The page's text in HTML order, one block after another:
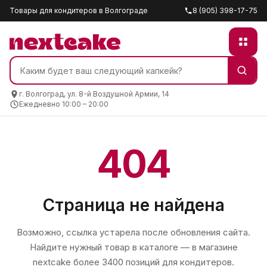
Товары для кондитеров в Волгограде 8 (905) 398-17-75
г. Волгоград, ул. 8-й Воздушной Армии, 14
Ежедневно 10:00 – 20:00
404
Страница не найдена
Возможно, ссылка устарела после обновления сайта.
Найдите нужный товар в каталоге — в магазине
nextcake более 3400 позиций для кондитеров.